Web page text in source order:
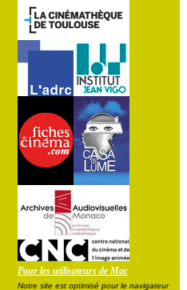
Pour les utilisateurs de Mac
Notre site est optimisé pour le navigateur